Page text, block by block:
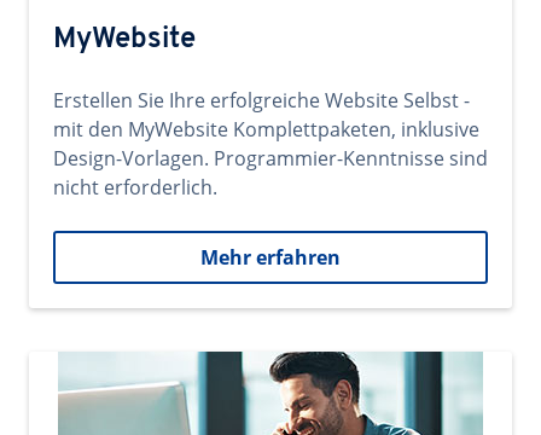
MyWebsite
Erstellen Sie Ihre erfolgreiche Website Selbst -
mit den MyWebsite Komplettpaketen, inklusive
Design-Vorlagen. Programmier-Kenntnisse sind
nicht erforderlich.
Mehr erfahren